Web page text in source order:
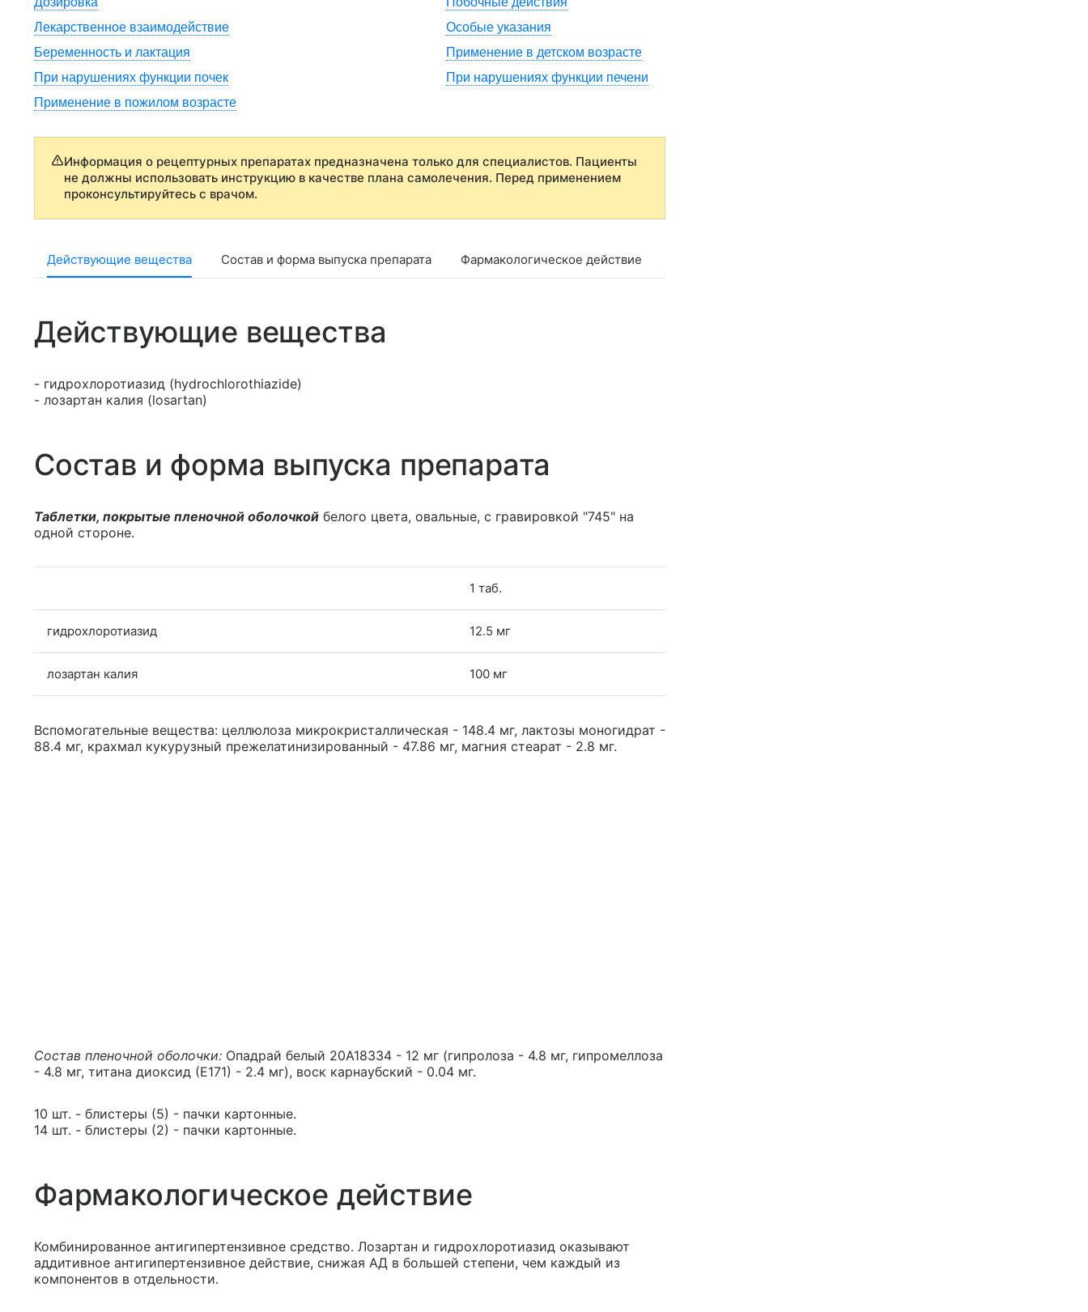
Лекарственное взаимодействие
Особые указания
Беременность и лактация
Применение в детском возрасте
При нарушениях функции почек
При нарушениях функции печени
Применение в пожилом возрасте
Информация о рецептурных препаратах предназначена только для специалистов. Пациенты
не должны использовать инструкцию в качестве плана самолечения. Перед применением
проконсультируйтесь с врачом.
Действующие вещества Состав и форма выпуска препарата Фармакологическое действие
Действующие вещества
- гидрохлоротиазид (hydrochlorothiazide)
- лозартан калия (losartan)
Состав и форма выпуска препарата
Таблетки, покрытые пленочной оболочкой белого цвета, овальные, с гравировкой "745" на
одной стороне.
1 таб.
гидрохлоротиазид 12.5 мг
лозартан калия 100 мг
Вспомогательные вещества: целлюлоза микрокристаллическая - 148.4 мг, лактозы моногидрат -
88.4 мг, крахмал кукурузный прежелатинизированный - 47.86 мг, магния стеарат - 2.8 мг.
Состав пленочной оболочки: Опадрай белый 20A18334 - 12 мг (гипролоза - 4.8 мг, гипромеллоза
- 4.8 мг, титана диоксид (Е171) - 2.4 мг), воск карнаубский - 0.04 мг.
10 шт. - блистеры (5) - пачки картонные.
14 шт. - блистеры (2) - пачки картонные.
Фармакологическое действие
Комбинированное антигипертензивное средство. Лозартан и гидрохлоротиазид оказывают
аддитивное антигипертензивное действие, снижая АД в большей степени, чем каждый из
компонентов в отдельности.